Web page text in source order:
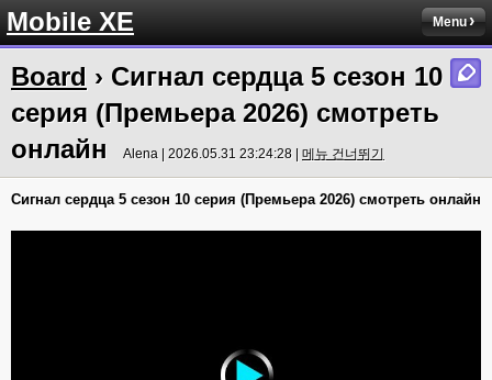
Mobile XE Menu
Board › Сигнал сердца 5 сезон 10
серия (Премьера 2026) смотреть
онлайн
Alena | 2026.05.31 23:24:28 | 메뉴 건너뛰기
Сигнал сердца 5 сезон 10 серия (Премьера 2026) смотреть онлайн